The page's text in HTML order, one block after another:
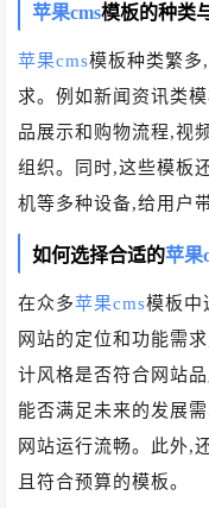
苹果cms模板的种类
苹果cms模板种类繁多
求。例如新闻资讯类
品展示和购物流程,视
组织。同时,这些模板
机等多种设备,给用户
如何选择合适的苹果
在众多苹果cms模板中
网站的定位和功能需
计风格是否符合网站
能否满足未来的发展
网站运行流畅。此外,
且符合预算的模板。